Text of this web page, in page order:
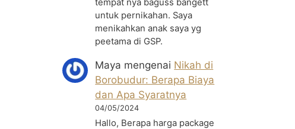
tempat nya baguss bangett
untuk pernikahan. Saya
menikahkan anak saya yg
peetama di GSP.
Maya mengenai Nikah di
Borobudur: Berapa Biaya
dan Apa Syaratnya
04/05/2024
Hallo, Berapa harga package